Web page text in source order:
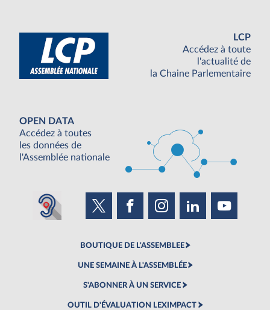
LCP
Accédez à toute
l'actualité de
la Chaine Parlementaire
OPEN DATA
Accédez à toutes
les données de
l'Assemblée nationale
BOUTIQUE DE L'ASSEMBLEE
UNE SEMAINE À L'ASSEMBLÉE
S'ABONNER À UN SERVICE
OUTIL D'ÉVALUATION LEXIMPACT